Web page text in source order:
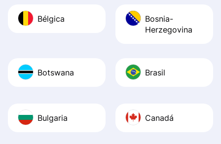
Bélgica
Bosnia-
Herzegovina
Botswana Brasil
Bulgaria Canadá